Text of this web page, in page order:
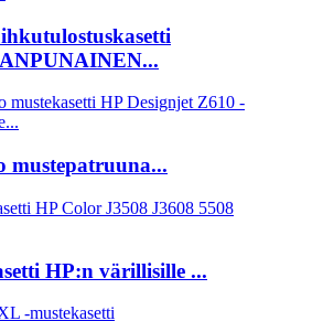
mustepatruuna...
HP:n värillisille ...